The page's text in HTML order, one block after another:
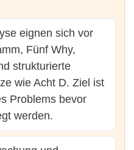
eignen sich vor
Fünf Why,
strukturierte
wie Acht D. Ziel ist
Problems bevor
werden.